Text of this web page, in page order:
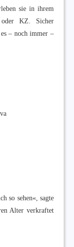
sie in ihrem
oder KZ. Sicher
– noch immer –
so sehen«, sagte
Alter verkraftet